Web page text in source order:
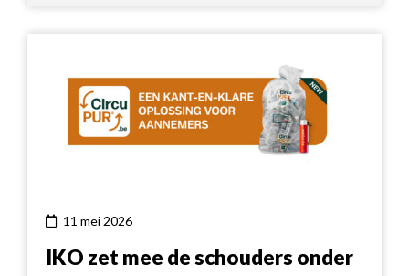
11 mei 2026
IKO zet mee de schouders onder